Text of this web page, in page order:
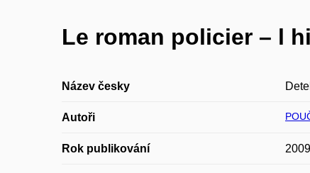
Le roman policier – l
Název česky
Autoři
Rok publikování 2009